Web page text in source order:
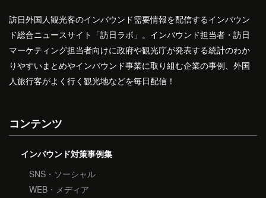
訪日外国人観光客のインバウンド需要情報を配信するインバウン
ド総合ニュースサイト「訪日ラボ」。インバウンド担当者・訪日
マーケティング担当者向けに政府や観光庁が発表する統計のわか
りやすいまとめやインバウンド事業に取り組む企業の事例、外国
人旅行客がよく行く観光地などを毎日配信！
コンテンツ
インバウンド対策事例集
SNS・ソーシャル
WEB・メディア